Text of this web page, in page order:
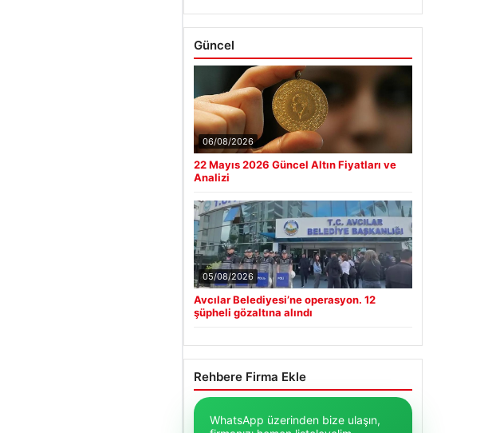
Güncel
06/08/2026
22 Mayıs 2026 Güncel Altın Fiyatları ve
Analizi
05/08/2026
Avcılar Belediyesi’ne operasyon. 12
şüpheli gözaltına alındı
Rehbere Firma Ekle
WhatsApp üzerinden bize ulaşın,